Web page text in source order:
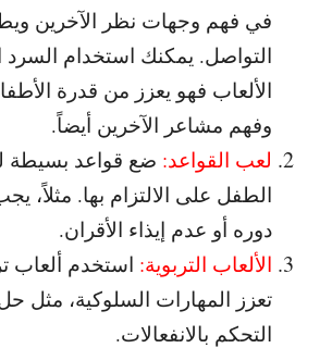
في فهم وجهات نظر الآخرين
التواصل. يمكنك استخدام
الألعاب فهو يعزز من قدرة
وفهم مشاعر الآخرين أيضاً.
لعب القواعد: ضع قواعد بسيطة
الطفل على الالتزام بها. مثلاً،
دوره أو عدم إيذاء الأقران.
الألعاب التربوية: استخدم ألعاب
تعزز المهارات السلوكية، مثل
التحكم بالانفعالات.